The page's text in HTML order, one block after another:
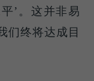
’。这并非易
们终将达成目